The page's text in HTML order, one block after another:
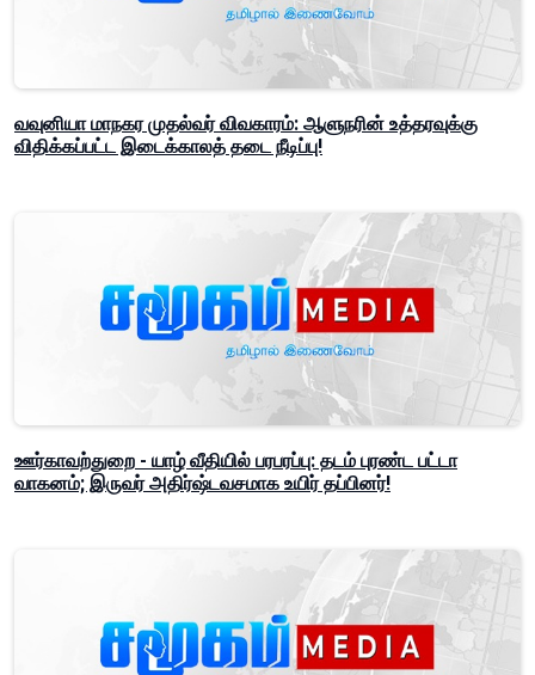
வவுனியா மாநகர முதல்வர் விவகாரம்: ஆளுநரின் உத்தரவுக்கு
விதிக்கப்பட்ட இடைக்காலத் தடை நீடிப்பு!
ஊர்காவற்துறை - யாழ் வீதியில் பரபரப்பு: தடம் புரண்ட பட்டா
வாகனம்; இருவர் அதிர்ஷ்டவசமாக உயிர் தப்பினர்!